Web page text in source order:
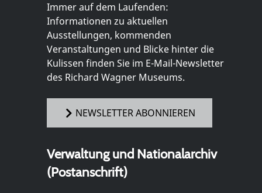
Immer auf dem Laufenden:
Informationen zu aktuellen
Ausstellungen, kommenden
Veranstaltungen und Blicke hinter die
Kulissen finden Sie im E-Mail-Newsletter
des Richard Wagner Museums.
NEWSLETTER ABONNIEREN
Verwaltung und Nationalarchiv
(Postanschrift)